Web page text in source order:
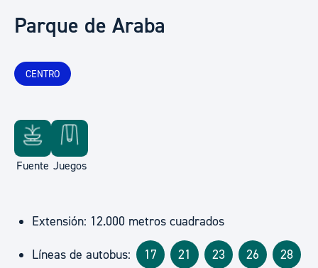
Parque de Araba
CENTRO
Fuente Juegos
Extensión: 12.000 metros cuadrados
Líneas de autobus: 17 21 23 26
28